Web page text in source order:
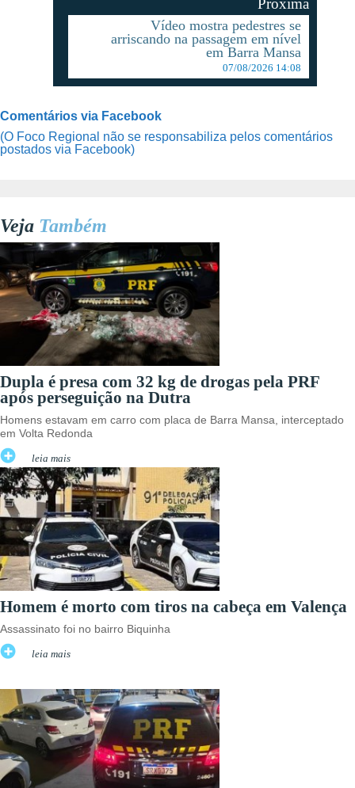
Proxima
Vídeo mostra pedestres se
arriscando na passagem em nível
em Barra Mansa
07/08/2026 14:08
Comentários via Facebook
(O Foco Regional não se responsabiliza pelos comentários
postados via Facebook)
Veja Também
Dupla é presa com 32 kg de drogas pela PRF
após perseguição na Dutra
Homens estavam em carro com placa de Barra Mansa, interceptado
em Volta Redonda
leia mais
Homem é morto com tiros na cabeça em Valença
Assassinato foi no bairro Biquinha
leia mais